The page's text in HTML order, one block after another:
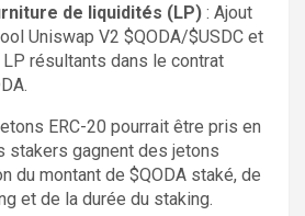
de liquidités (LP) : Ajout
Uniswap V2 $QODA/$USDC et
résultants dans le contrat
ERC-20 pourrait être pris en
stakers gagnent des jetons
du montant de $QODA staké, de
et de la durée du staking.